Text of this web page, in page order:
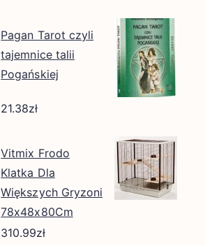
Pagan Tarot czyli
tajemnice talii
Pogańskiej
21.38zł
Vitmix Frodo
Klatka Dla
Większych Gryzoni
78x48x80Cm
310.99zł